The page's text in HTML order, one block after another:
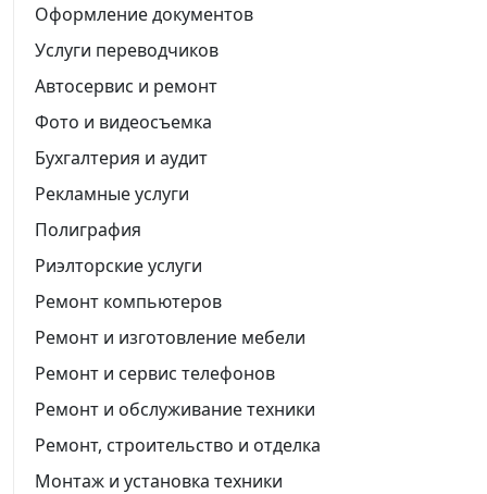
Оформление документов
Услуги переводчиков
Автосервис и ремонт
Фото и видеосъемка
Бухгалтерия и аудит
Рекламные услуги
Полиграфия
Риэлторские услуги
Ремонт компьютеров
Ремонт и изготовление мебели
Ремонт и сервис телефонов
Ремонт и обслуживание техники
Ремонт, строительство и отделка
Монтаж и установка техники